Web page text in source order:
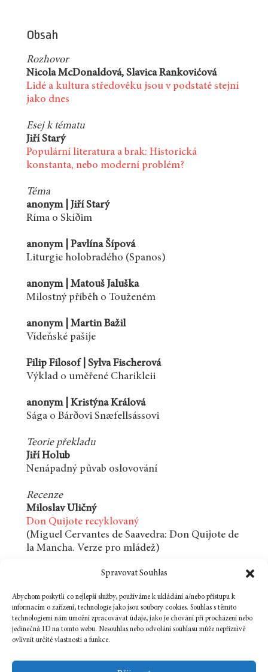
Spravovat Souhlas
Abychom poskytli co nejlepší služby, používáme k ukládání a/nebo přístupu k
informacím o zařízení, technologie jako jsou soubory cookies. Souhlas s těmito
technologiemi nám umožní zpracovávat údaje, jako je chování při procházení nebo
jedinečná ID na tomto webu. Nesouhlas nebo odvolání souhlasu může nepříznivě
ovlivnit určité vlastnosti a funkce.
Obsah
Rozhovor
Nicola McDonaldová, Slavica Rankovićová
Lidé a kultura středověku jsou v podstatě stejní
jako dnes
Esej k tématu
Jiří Starý
Populární literatura a brak: Historická
konstanta, nebo moderní problém?
Téma
anonym | Jiří Starý
Ríma o Skíðim
anonym | Pavlína Šípová
Liturgie holobradého (Spanos)
anonym | Matouš Jaluška
Milostný příběh o Touženém
anonym | Martin Bažil
Vídeňské pašije
Filip Filosof | Sylva Fischerová
Výklad o uměřené Charikleii
anonym | Kristýna Králová
Sága o Bárðovi Snæfellsássovi
Teorie překladu
Jiří Holub
Nenápadný půvab oslovování
Recenze
Miloslav Uličný
Don Quijote recyklovaný
(Miguel Cervantes de Saavedra: Don Quijote de
la Mancha. Verze pro mládež)
sofistikované umění
(není v tištěném čísle)